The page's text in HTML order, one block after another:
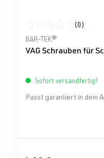
Durchschnittliche
(0)
BAR-TEK®
VAG Schrauben für
Sofort versandfertig!
Passt garantiert in dein